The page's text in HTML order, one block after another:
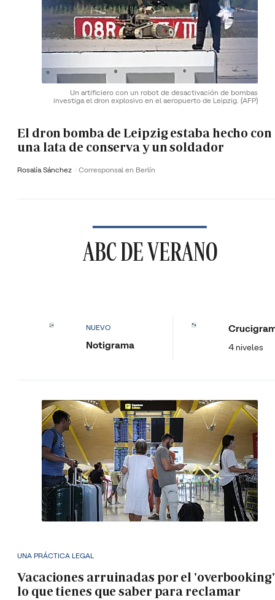
Un artificiero con un robot de desactivación de bombas
investiga el dron explosivo en el aeropuerto de Leipzig. (AFP)
El dron bomba de Leipzig estaba hecho con
una lata de conserva y un soldador
Rosalía Sánchez Corresponsal en Berlín
ABC DE VERANO
NUEVO
Notigrama 4 niveles
UNA PRÁCTICA LEGAL
Vacaciones arruinadas por el
lo que tienes que saber para reclamar